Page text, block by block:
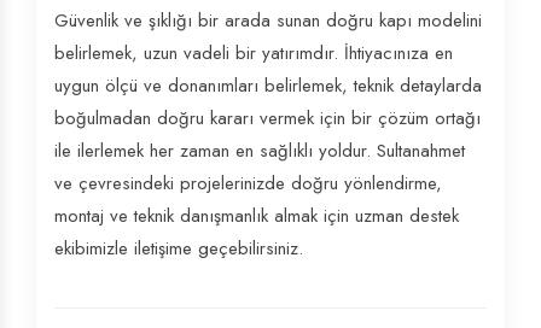
Güvenlik ve şıklığı bir arada sunan doğru kapı modelini
belirlemek, uzun vadeli bir yatırımdır. İhtiyacınıza en
uygun ölçü ve donanımları belirlemek, teknik detaylarda
boğulmadan doğru kararı vermek için bir çözüm ortağı
ile ilerlemek her zaman en sağlıklı yoldur. Sultanahmet
ve çevresindeki projelerinizde doğru yönlendirme,
montaj ve teknik danışmanlık almak için uzman destek
ekibimizle iletişime geçebilirsiniz.